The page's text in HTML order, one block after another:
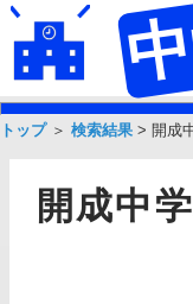
トップ＞ 検索結果 > 開成
開成中